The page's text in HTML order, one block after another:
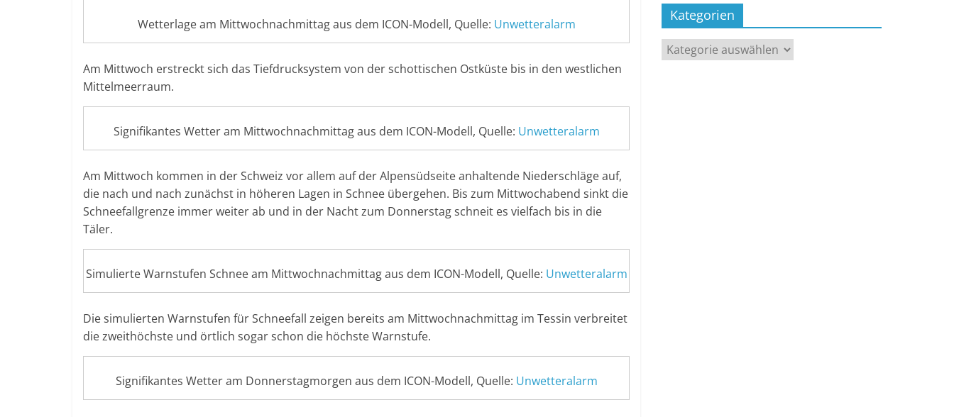
Wetterlage am Mittwochnachmittag aus dem ICON-Modell, Quelle: Unwetteralarm
Am Mittwoch erstreckt sich das Tiefdrucksystem von der schottischen Ostküste bis in den westlichen
Mittelmeerraum.
Signifikantes Wetter am Mittwochnachmittag aus dem ICON-Modell, Quelle: Unwetteralarm
Am Mittwoch kommen in der Schweiz vor allem auf der Alpensüdseite anhaltende Niederschläge auf,
die nach und nach zunächst in höheren Lagen in Schnee übergehen. Bis zum Mittwochabend sinkt die
Schneefallgrenze immer weiter ab und in der Nacht zum Donnerstag schneit es vielfach bis in die
Täler.
Simulierte Warnstufen Schnee am Mittwochnachmittag aus dem ICON-Modell, Quelle: Unwetteralarm
Die simulierten Warnstufen für Schneefall zeigen bereits am Mittwochnachmittag im Tessin verbreitet
die zweithöchste und örtlich sogar schon die höchste Warnstufe.
Signifikantes Wetter am Donnerstagmorgen aus dem ICON-Modell, Quelle: Unwetteralarm
Kategorien
Kategorien